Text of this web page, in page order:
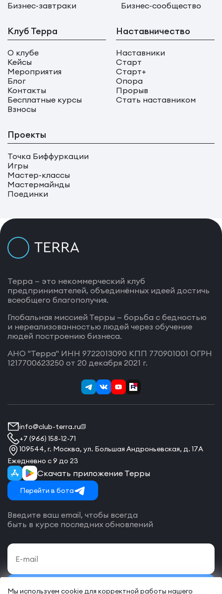
Бизнес-завтраки
Бизнес-сообщество
Клуб Терра
О клубе
Кейсы
Мероприятия
Блог
Контакты
Бесплатные курсы
Взносы
Наставничество
Наставники
Старт
Старт+
Опора
Прорыв
Стать наставником
Проекты
Точка Биффуркации
Игры
Мастер-классы
Мастермайнды
Поединки
Терра — это некоммерческий клуб
предпринимателей, объединённых идеей достичь
всеобщего благополучия.
Глобальная миссией Терры — борьба с бедностью
и нереализованностью людей через обучение
людей построению бизнеса.
АНО "Терра" ИНН 9722013090 КПП 770901001 ОГРН
1217700623250 от 20 декабря 2021 г.
info@club-terra.ru
+7 (966) 158-12-71
109544, г. Москва, ул. Большая Андроньевская, д. 17А
Ежедневно с 9 до 23
Скачать приложение Терры
Перейти в бота
Введите ваш email, чтобы всегда
быть в курсе последних обновлений
Мы используем cookie для корректной работы нашего